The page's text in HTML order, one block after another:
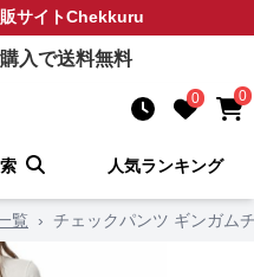
サイトChekkuru
入で送料無料
0 0
人気ランキング
覧 › チェックパンツ ギンガム